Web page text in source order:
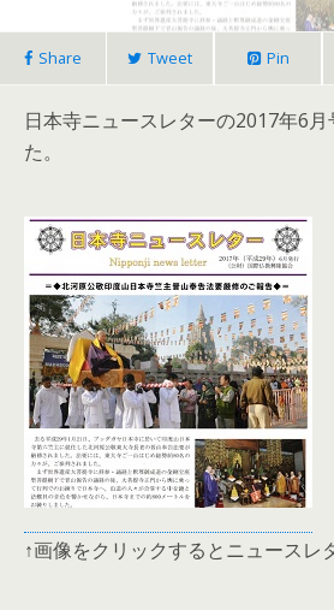
Share Tweet Pin
日本寺ニュースレターの2017年6
た。
↑画像をクリックするとニュースレ